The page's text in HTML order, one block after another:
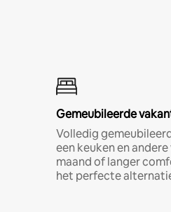
Gemeubileerde
Volledig
een keuken en
maand of langer
het perfecte